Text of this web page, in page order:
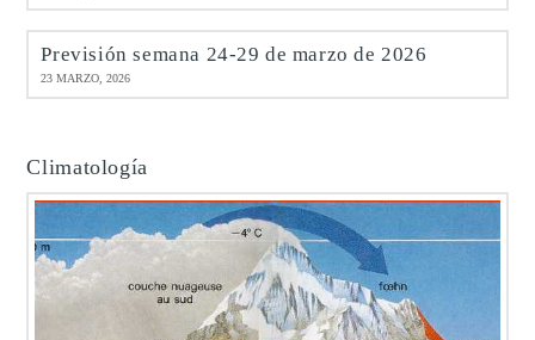
Previsión semana 24-29 de marzo de 2026
23 MARZO, 2026
Climatología